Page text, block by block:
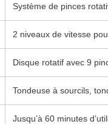
Système de pinces
2 niveaux de vitesse
Disque rotatif avec 9
Tondeuse à sourcils,
Jusqu’à 60 minutes